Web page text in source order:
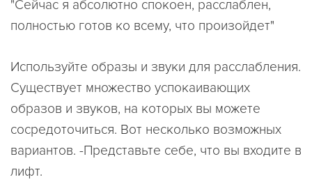
"Сейчас я абсолютно спокоен, расслаблен,
полностью готов ко всему, что произойдет"
Используйте образы и звуки для расслабления.
Существует множество успокаивающих
образов и звуков, на которых вы можете
сосредоточиться. Вот несколько возможных
вариантов. -Представьте себе, что вы входите в
лифт.